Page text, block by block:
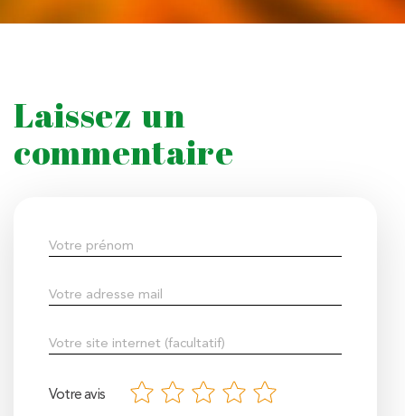
Laissez un
commentaire
Votre avis